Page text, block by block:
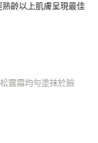
齡以上肌膚呈現最佳
松露霜均勻塗抹於臉